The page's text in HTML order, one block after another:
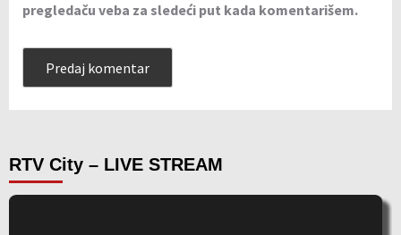
pregledaču veba za sledeći put kada komentarišem.
RTV City – LIVE STREAM